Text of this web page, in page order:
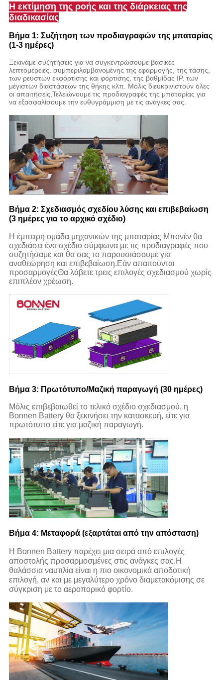
Η εκτίμηση της ροής και της διάρκειας της
διαδικασίας
Βήμα 1: Συζήτηση των προδιαγραφών της μπαταρίας
(1-3 ημέρες)
Ξεκινάμε συζητήσεις για να συγκεντρώσουμε βασικές
λεπτομέρειες, συμπεριλαμβανομένης της εφαρμογής, της τάσης,
των ρευστών εκφόρτισης και φόρτισης, της βαθμίδας IP, των
μέγιστων διαστάσεων της θήκης κλπ. Μόλις διευκρινιστούν όλες
οι απαιτήσεις,Τελειώνουμε τις προδιαγραφές της μπαταρίας για
να εξασφαλίσουμε την ευθυγράμμιση με τις ανάγκες σας.
Βήμα 2: Σχεδιασμός σχεδίου λύσης και επιβεβαίωση
(3 ημέρες για το αρχικό σχέδιο)
Η έμπειρη ομάδα μηχανικών της μπαταρίας Μπονέν θα
σχεδιάσει ένα σχέδιο σύμφωνα με τις προδιαγραφές που
συζητήσαμε και θα σας το παρουσιάσουμε για
αναθεώρηση και επιβεβαίωση.Εάν απαιτούνται
προσαρμογέςΘα λάβετε τρεις επιλογές σχεδιασμού χωρίς
επιπλέον χρέωση.
Βήμα 3: Πρωτότυπο/Μαζική παραγωγή (30 ημέρες)
Μόλις επιβεβαιωθεί το τελικό σχέδιο σχεδιασμού, η
Bonnen Battery θα ξεκινήσει την κατασκευή, είτε για
πρωτότυπο είτε για μαζική παραγωγή.
Βήμα 4: Μεταφορά (εξαρτάται από την απόσταση)
Η Bonnen Battery παρέχει μια σειρά από επιλογές
αποστολής προσαρμοσμένες στις ανάγκες σας.Η
θαλάσσια ναυτιλία είναι η πιο οικονομικά αποδοτική
επιλογή, αν και με μεγαλύτερο χρόνο διαμετακόμισης σε
σύγκριση με το αεροπορικό φορτίο.